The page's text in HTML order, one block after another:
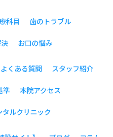
科目 歯のトラブル
お口の悩み
よくある質問 スタッフ紹介
準 本院アクセス
ルクリニック